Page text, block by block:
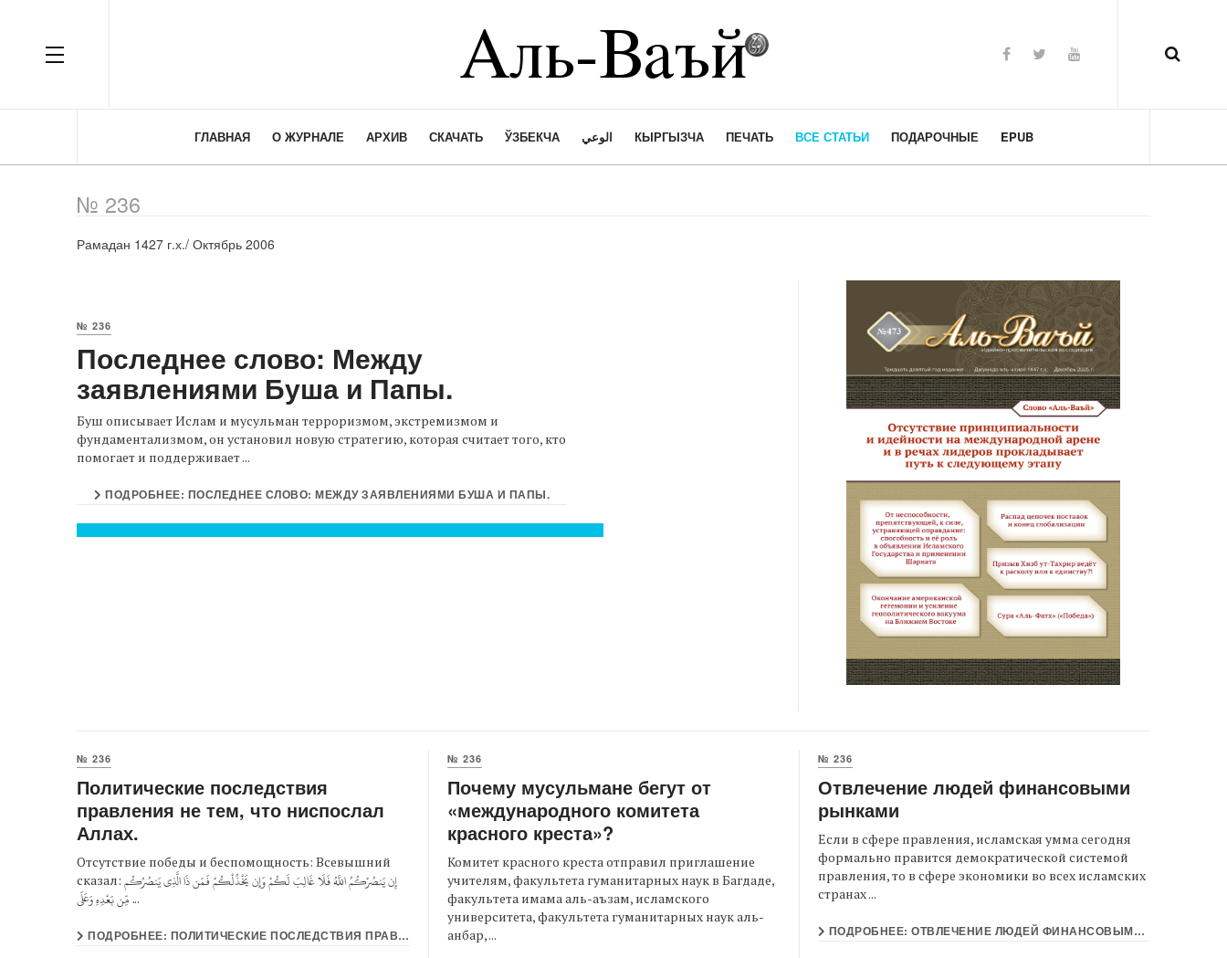
OFF CANVAS
ГЛАВНАЯ О ЖУРНАЛЕ АРХИВ СКАЧАТЬ ЎЗБЕКЧА الوعي КЫРГЫЗЧА ПЕЧАТЬ ВСЕ СТАТЬИ ПОДАРОЧНЫЕ EPUB
№ 236
Рамадан 1427 г.х./ Октябрь 2006
№ 236
Последнее слово: Между
заявлениями Буша и Папы.
Буш описывает Ислам и мусульман терроризмом, экстремизмом и
фундаментализмом, он установил новую стратегию, которая считает того, кто
помогает и поддерживает ...
ПОДРОБНЕЕ: ПОСЛЕДНЕЕ СЛОВО: МЕЖДУ ЗАЯВЛЕНИЯМИ БУША И ПАПЫ.
№ 236
Политические последствия
правления не тем, что ниспослал
Аллах.
Отсутствие победы и беспомощность: Всевышний
сказал: إِن يَنصُرْكُمُ اللَّهُ فَلَا غَالِبَ لَكُمْ وَإِن يَخْذُلْكُمْ فَمَن ذَا الَّذِي يَنصُرُكُم
مِّن بَعْدِهِ وَعَلَى ...
ПОДРОБНЕЕ: ПОЛИТИЧЕСКИЕ ПОСЛЕДСТВИЯ ПРАВЛЕНИЯ НЕ ТЕМ, ЧТО НИСПОСЛАЛ АЛЛАХ.
№ 236
Почему мусульмане бегут от
«международного комитета
красного креста»?
Комитет красного креста отправил приглашение
учителям, факультета гуманитарных наук в Багдаде,
факультета имама аль-аъзам, исламского
университета, факультета гуманитарных наук аль-
анбар, ...
№ 236
Отвлечение людей финансовыми
рынками
Если в сфере правления, исламская умма сегодня
формально правится демократической системой
правления, то в сфере экономики во всех исламских
странах ...
ПОДРОБНЕЕ: ОТВЛЕЧЕНИЕ ЛЮДЕЙ ФИНАНСОВЫМИ РЫНКАМИ